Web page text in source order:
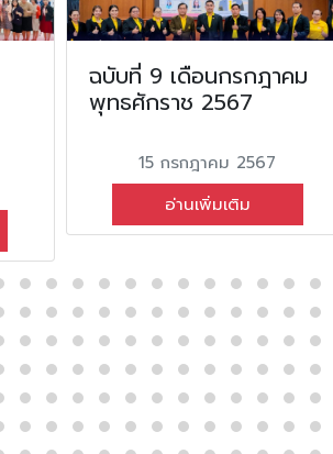
ฉบับที่ 9 เดือนกรกฎาคม
พุทธศักราช 2567
15 กรกฎาคม 2567
อ่านเพิ่มเติม